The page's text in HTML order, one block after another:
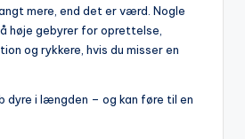
mere, end det er værd. Nogle
høje gebyrer for oprettelse,
og rykkere, hvis du misser en
dyre i længden – og kan føre til en